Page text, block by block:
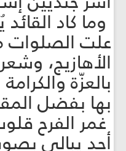
وما كاد
علت الصلوات
الأهازيج،
بالعزّة
بها بفضل
غمر الفرح
أحد يبالي